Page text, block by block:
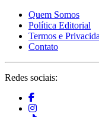
Quem Somos
Política Editorial
Termos e
Contato
Redes sociais: